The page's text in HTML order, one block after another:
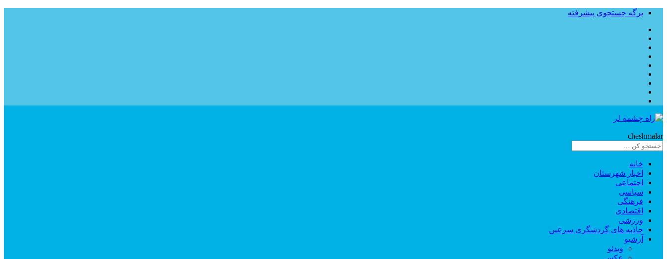
برگه جستجوی پیشرفته
cheshmalar
خانه
اخبار شهرستان
اجتماعی
سیاسی
فرهنگی
اقتصادی
ورزشی
جاذبه های گردشگری سرعین
آرشیو
ویدئو